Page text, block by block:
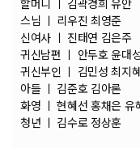
할머니 ㅣ 김곽경희 유안
스님 ㅣ 리우진 최영준
신여사 ㅣ 진태연 김은주
귀신남편 ㅣ 안두호 윤대
귀신부인 ㅣ 김민성 최지혜
아들 ㅣ 김준호 김아론
화영 ㅣ 현혜선 홍채은 유
청년 ㅣ 김수로 정상훈